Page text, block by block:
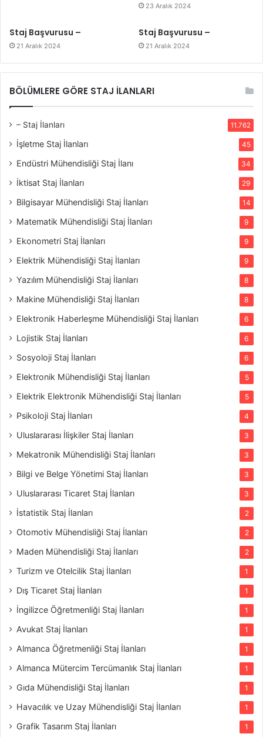
23 Aralık 2024
Staj Başvurusu –
21 Aralık 2024
Staj Başvurusu –
21 Aralık 2024
BÖLÜMLERE GÖRE STAJ İLANLARI
– Staj İlanları 11.762
İşletme Staj İlanları 45
Endüstri Mühendisliği Staj İlanı 34
İktisat Staj İlanları 29
Bilgisayar Mühendisliği Staj İlanları 14
Matematik Mühendisliği Staj İlanları 9
Ekonometri Staj İlanları 9
Elektrik Mühendisliği Staj İlanları 9
Yazılım Mühendisliği Staj İlanları 8
Makine Mühendisliği Staj İlanları 8
Elektronik Haberleşme Mühendisliği Staj İlanları 6
Lojistik Staj İlanları 6
Sosyoloji Staj İlanları 6
Elektronik Mühendisliği Staj İlanları 5
Elektrik Elektronik Mühendisliği Staj İlanları 5
Psikoloji Staj İlanları 4
Uluslararası İlişkiler Staj İlanları 3
Mekatronik Mühendisliği Staj İlanları 3
Bilgi ve Belge Yönetimi Staj İlanları 3
Uluslararası Ticaret Staj İlanları 3
İstatistik Staj İlanları 2
Otomotiv Mühendisliği Staj İlanları 2
Maden Mühendisliği Staj İlanları 2
Turizm ve Otelcilik Staj İlanları 1
Dış Ticaret Staj İlanları 1
İngilizce Öğretmenliği Staj İlanları 1
Avukat Staj İlanları 1
Almanca Öğretmenliği Staj İlanları 1
Almanca Mütercim Tercümanlık Staj İlanları 1
Gıda Mühendisliği Staj İlanları 1
Havacılık ve Uzay Mühendisliği Staj İlanları 1
Grafik Tasarım Staj İlanları 1